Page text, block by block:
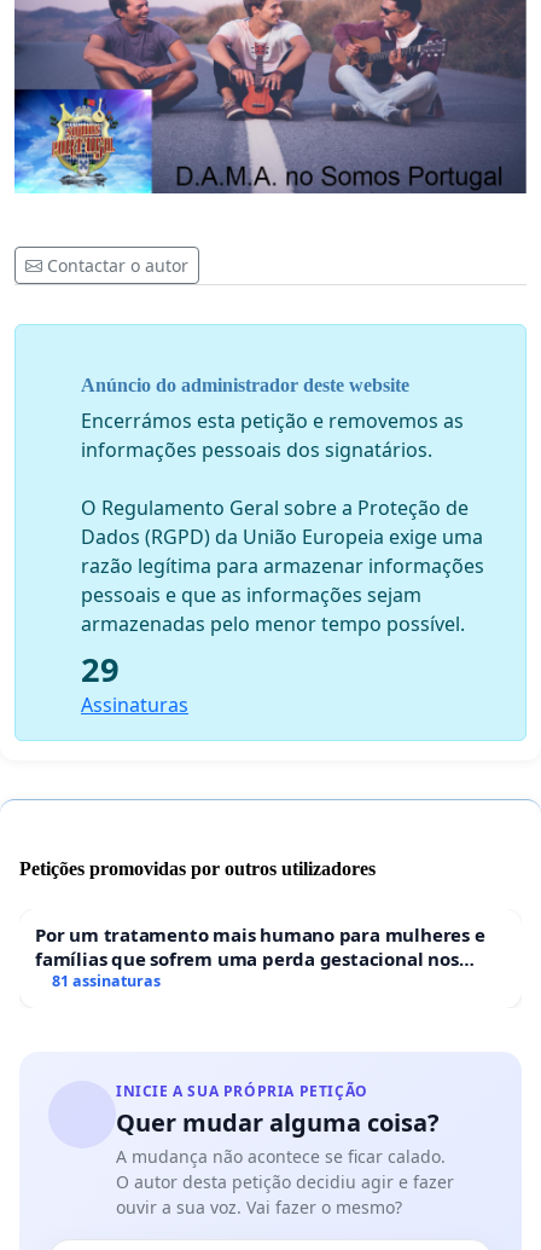
Contactar o autor
Anúncio do administrador deste website
Encerrámos esta petição e removemos as
informações pessoais dos signatários.
O Regulamento Geral sobre a Proteção de
Dados (RGPD) da União Europeia exige uma
razão legítima para armazenar informações
pessoais e que as informações sejam
armazenadas pelo menor tempo possível.
29
Assinaturas
Petições promovidas por outros utilizadores
Por um tratamento mais humano para mulheres e
famílias que sofrem uma perda gestacional nos
hospitais portugueses
81 assinaturas
INICIE A SUA PRÓPRIA PETIÇÃO
Quer mudar alguma coisa?
A mudança não acontece se ficar calado.
O autor desta petição decidiu agir e fazer
ouvir a sua voz. Vai fazer o mesmo?